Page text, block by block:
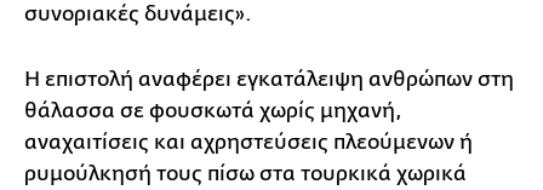
συνοριακές δυνάμεις».
Η επιστολή αναφέρει εγκατάλειψη ανθρώπων στη
θάλασσα σε φουσκωτά χωρίς μηχανή,
αναχαιτίσεις και αχρηστεύσεις πλεούμενων ή
ρυμούλκησή τους πίσω στα τουρκικά χωρικά